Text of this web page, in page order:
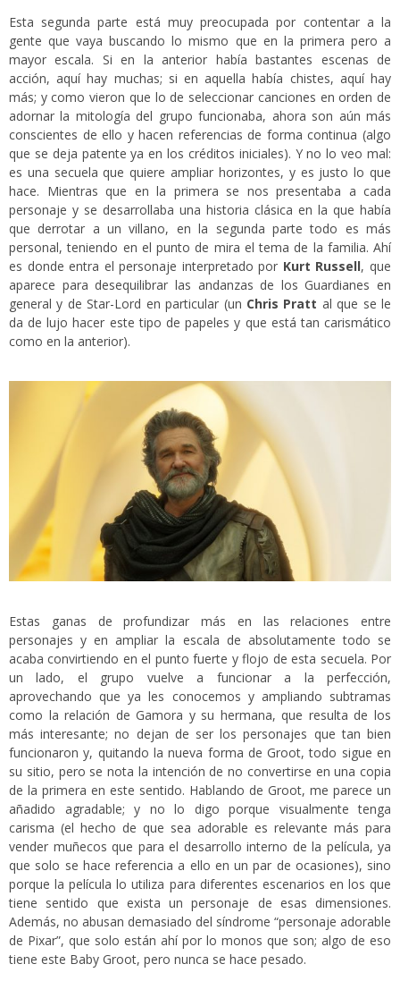
Esta segunda parte está muy preocupada por contentar a la
gente que vaya buscando lo mismo que en la primera pero a
mayor escala. Si en la anterior había bastantes escenas de
acción, aquí hay muchas; si en aquella había chistes, aquí hay
más; y como vieron que lo de seleccionar canciones en orden de
adornar la mitología del grupo funcionaba, ahora son aún más
conscientes de ello y hacen referencias de forma continua (algo
que se deja patente ya en los créditos iniciales). Y no lo veo mal:
es una secuela que quiere ampliar horizontes, y es justo lo que
hace. Mientras que en la primera se nos presentaba a cada
personaje y se desarrollaba una historia clásica en la que había
que derrotar a un villano, en la segunda parte todo es más
personal, teniendo en el punto de mira el tema de la familia. Ahí
es donde entra el personaje interpretado por Kurt Russell, que
aparece para desequilibrar las andanzas de los Guardianes en
general y de Star-Lord en particular (un Chris Pratt al que se le
da de lujo hacer este tipo de papeles y que está tan carismático
como en la anterior).
Estas ganas de profundizar más en las relaciones entre
personajes y en ampliar la escala de absolutamente todo se
acaba convirtiendo en el punto fuerte y flojo de esta secuela. Por
un lado, el grupo vuelve a funcionar a la perfección,
aprovechando que ya les conocemos y ampliando subtramas
como la relación de Gamora y su hermana, que resulta de los
más interesante; no dejan de ser los personajes que tan bien
funcionaron y, quitando la nueva forma de Groot, todo sigue en
su sitio, pero se nota la intención de no convertirse en una copia
de la primera en este sentido. Hablando de Groot, me parece un
añadido agradable; y no lo digo porque visualmente tenga
carisma (el hecho de que sea adorable es relevante más para
vender muñecos que para el desarrollo interno de la película, ya
que solo se hace referencia a ello en un par de ocasiones), sino
porque la película lo utiliza para diferentes escenarios en los que
tiene sentido que exista un personaje de esas dimensiones.
Además, no abusan demasiado del síndrome “personaje adorable
de Pixar”, que solo están ahí por lo monos que son; algo de eso
tiene este Baby Groot, pero nunca se hace pesado.